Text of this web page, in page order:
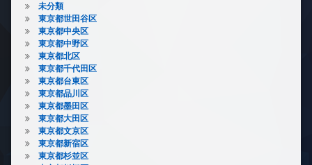
未分類
東京都世田谷区
東京都中央区
東京都中野区
東京都北区
東京都千代田区
東京都台東区
東京都品川区
東京都墨田区
東京都大田区
東京都文京区
東京都新宿区
東京都杉並区